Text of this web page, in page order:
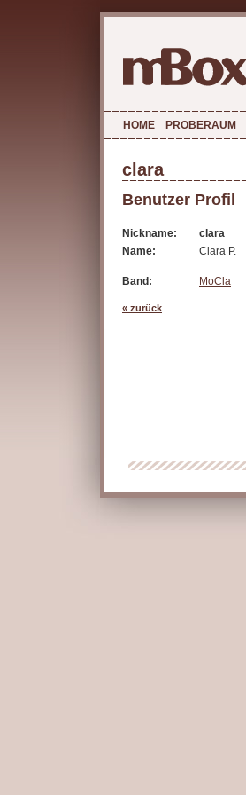
HOME PROBERAUM
clara
Benutzer Profil
Nickname:
clara
Name:
Clara P.
Band: MoCla
« zurück